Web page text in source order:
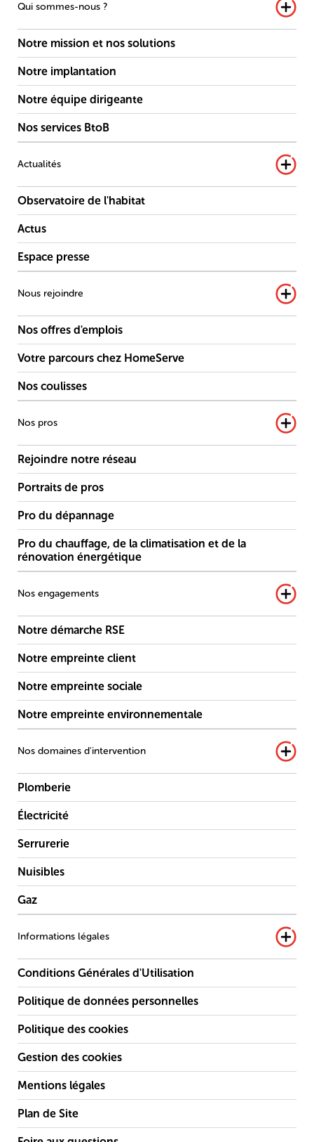
Qui sommes-nous ?
Notre mission et nos solutions
Notre implantation
Notre équipe dirigeante
Nos services BtoB
Actualités
Observatoire de l'habitat
Actus
Espace presse
Nous rejoindre
Nos offres d'emplois
Votre parcours chez HomeServe
Nos coulisses
Nos pros
Rejoindre notre réseau
Portraits de pros
Pro du dépannage
Pro du chauffage, de la climatisation et de la
rénovation énergétique
Nos engagements
Notre démarche RSE
Notre empreinte client
Notre empreinte sociale
Notre empreinte environnementale
Nos domaines d'intervention
Plomberie
Électricité
Serrurerie
Nuisibles
Gaz
Informations légales
Conditions Générales d'Utilisation
Politique de données personnelles
Politique des cookies
Gestion des cookies
Mentions légales
Plan de Site